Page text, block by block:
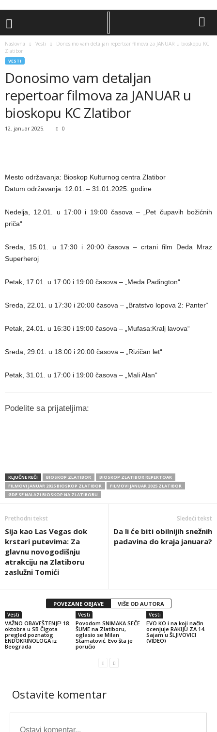
Naslovna Vesti
Donosimo vam detaljan repertoar filmova za JANUAR u bioskopu KC
Zlatibor
VESTI
Donosimo vam detaljan
repertoar filmova za JANUAR u
bioskopu KC Zlatibor
12. januar 2025. 0
Mesto održavanja: Bioskop Kulturnog centra Zlatibor
Datum održavanja: 12.01. – 31.01.2025. godine
Nedelja, 12.01. u 17:00 i 19:00 časova – „Pet čupavih božićnih
priča“
Sreda, 15.01. u 17:30 i 20:00 časova – crtani film Deda Mraz
Superheroj
Petak, 17.01. u 17:00 i 19:00 časova – „Meda Padington“
Sreda, 22.01. u 17:30 i 20:00 časova – „Bratstvo lopova 2: Panter“
Petak, 24.01. u 16:30 i 19:00 časova – „Mufasa:Kralj lavova“
Sreda, 29.01. u 18:00 i 20:00 časova – „Rizičan let“
Petak, 31.01. u 17:00 i 19:00 časova – „Mali Alan“
Podelite sa prijateljima:
KLJUČNE REČI BIOSKOP ZLATIBOR
BIOSKOP ZLATIBOR REPERTOAR
FILMOVI JANUAR 2025 BIOSKOP ZLATIBOR
FILMOVI JANUAR 2025 ZLATIBOR
GDE SE NALAZI BIOSKOP NA ZLATIBORU
Prethodni tekst
Sija kao Las Vegas dok
krstari putevima: Za
glavnu novogodišnju
atrakciju na Zlatiboru
zaslužni Tomići
Sledeći tekst
Da li će biti obilnijih snežnih
padavina do kraja januara?
POVEZANE OBJAVE VIŠE OD AUTORA
Vesti
VAŽNO OBAVEŠTENJE! 18.
oktobra u SB Čigota
pregled poznatog
ENDOKRINOLOGA iz
Beograda
Vesti
Povodom SNIMAKA SEČE
ŠUME na Zlatiboru,
oglasio se Milan
Stamatović. Evo šta je
poručio
Vesti
EVO KO i na koji način
ocenjuje RAKIJU ZA 14.
Sajam u ŠLJIVOVICI
(VIDEO)
Ostavite komentar